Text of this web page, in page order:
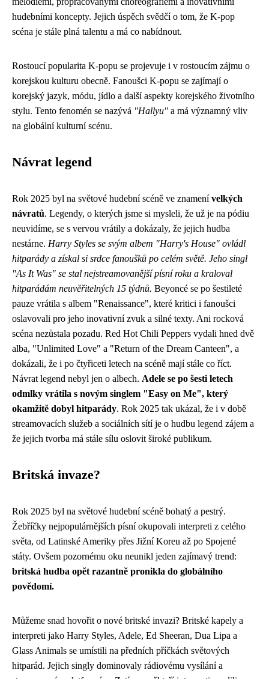
hudebními koncepty. Jejich úspěch svědčí o tom, že K-pop
scéna je stále plná talentu a má co nabídnout.
Rostoucí popularita K-popu se projevuje i v rostoucím zájmu o
korejskou kulturu obecně. Fanoušci K-popu se zajímají o
korejský jazyk, módu, jídlo a další aspekty korejského životního
stylu. Tento fenomén se nazývá "Hallyu" a má významný vliv
na globální kulturní scénu.
Návrat legend
Rok 2025 byl na světové hudební scéně ve znamenívelkých
návratů. Legendy, o kterých jsme si mysleli, že už je na pódiu
neuvidíme, se s vervou vrátily a dokázaly, že jejich hudba
nestárne. Harry Styles se svým albem "Harry's House" ovládl
hitparády a získal si srdce fanoušků po celém světě. Jeho singl
"As It Was" se stal nejstreamovanější písní roku a kraloval
hitparádám neuvěřitelných 15 týdnů. Beyoncé se po šestileté
pauze vrátila s albem "Renaissance", které kritici i fanoušci
oslavovali pro jeho inovativní zvuk a silné texty. Ani rocková
scéna nezůstala pozadu. Red Hot Chili Peppers vydali hned dvě
alba, "Unlimited Love" a "Return of the Dream Canteen", a
dokázali, že i po čtyřiceti letech na scéně mají stále co říct.
Návrat legend nebyl jen o albech. Adele se po šesti letech
odmlky vrátila s novým singlem "Easy on Me", který
okamžitě dobyl hitparády. Rok 2025 tak ukázal, že i v době
streamovacích služeb a sociálních sítí je o hudbu legend zájem a
že jejich tvorba má stále sílu oslovit široké publikum.
Britská invaze?
Rok 2025 byl na světové hudební scéně bohatý a pestrý.
Žebříčky nejpopulárnějších písní okupovali interpreti z celého
světa, od Latinské Ameriky přes Jižní Koreu až po Spojené
státy. Ovšem pozornému oku neunikl jeden zajímavý trend:
britská hudba opět razantně pronikla do globálního
povědomí.
Můžeme snad hovořit o nové britské invazi? Britské kapely a
interpreti jako Harry Styles, Adele, Ed Sheeran, Dua Lipa a
Glass Animals se umístili na předních příčkách světových
hitparád. Jejich singly dominovaly rádiovému vysílání a